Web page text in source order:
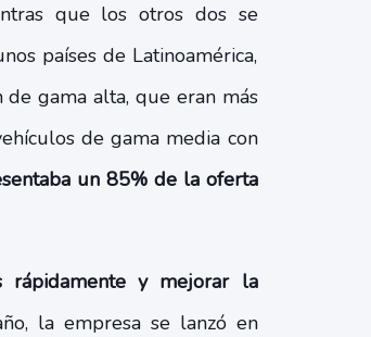
que los otros dos se
países de Latinoamérica,
gama alta, que eran más
de gama media con
un 85% de la oferta
rápidamente y mejorar la
la empresa se lanzó en